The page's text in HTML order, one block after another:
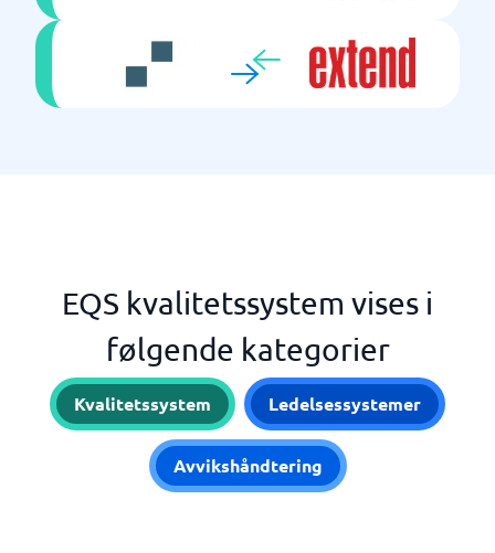
EQS kvalitetssystem vises i
følgende kategorier
Kvalitetssystem Ledelsessystemer
Avvikshåndtering